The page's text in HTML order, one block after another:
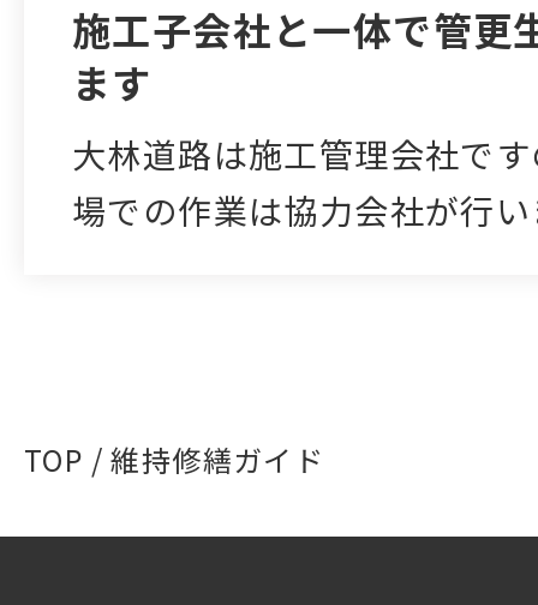
施工子会社と一体で管更
ます
大林道路は施工管理会社で
場での作業は協力会社が行
TOP / 維持修繕ガイド